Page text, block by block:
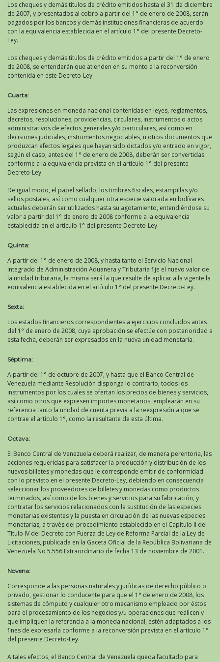
Los cheques y demás títulos de crédito emitidos hasta el 31 de diciembre
de 2007, y presentados al cobro a partir del 1° de enero de 2008, serán
pagados por los bancos y demás instituciones financieras de acuerdo
con la equivalencia establecida en el artículo 1° del presente Decreto-
Ley.
Los cheques y demás títulos de crédito emitidos a partir del 1° de enero
de 2008, se entenderán que atienden en su monto a la reconversión
contenida en este Decreto-Ley.
Cuarta:
Las expresiones en moneda nacional contenidas en leyes, reglamentos,
decretos, resoluciones, providencias, circulares, instrumentos o actos
administrativos de efectos generales y/o particulares, así como en
decisiones judiciales, instrumentos negociables, u otros documentos que
produzcan efectos legales que hayan sido dictados y/o entrado en vigor,
según el caso, antes del 1° de enero de 2008, deberán ser convertidas
conforme a la equivalencia prevista en el artículo 1° del presente
Decreto-Ley.
De igual modo, el papel sellado, los timbres fiscales, estampillas y/o
sellos postales, así como cualquier otra especie valorada en bolívares
actuales deberán ser utilizados hasta su agotamiento, entendiéndose su
valor a partir del 1° de enero de 2008 conforme a la equivalencia
establecida en el artículo 1° del presente Decreto-Ley.
Quinta:
A partir del 1° de enero de 2008, y hasta tanto el Servicio Nacional
Integrado de Administración Aduanera y Tributaria fije el nuevo valor de
la unidad tributaria, la misma será la que resulte de aplicar a la vigente la
equivalencia establecida en el artículo 1° del presente Decreto-Ley.
Sexta:
Los estados financieros correspondientes a ejercicios concluidos antes
del 1° de enero de 2008, cuya aprobación se efectúe con posterioridad a
esta fecha, deberán ser expresados en la nueva unidad monetaria.
Séptima:
A partir del 1° de octubre de 2007, y hasta que el Banco Central de
Venezuela mediante Resolución disponga lo contrario, todos los
instrumentos por los cuales se ofertan los precios de bienes y servicios,
así como otros que expresen importes monetarios, emplearán en su
referencia tanto la unidad de cuenta previa a la reexpresión a que se
contrae el artículo 1°, como la resultante de esta última.
Octava:
El Banco Central de Venezuela deberá realizar, de manera perentoria, las
acciones requeridas para satisfacer la producción y distribución de los
nuevos billetes y monedas que le corresponde emitir de conformidad
con lo previsto en el presente Decreto-Ley, debiendo en consecuencia
seleccionar los proveedores de billetes y monedas como productos
terminados, así como de los bienes y servicios para su fabricación, y
contratar los servicios relacionados con la sustitución de las especies
monetarias existentes y la puesta en circulación de las nuevas especies
monetarias, a través del procedimiento establecido en el Capítulo II del
Título IV del Decreto con Fuerza de Ley de Reforma Parcial de la Ley de
Licitaciones, publicada en la Gaceta Oficial de la República Bolivariana de
Venezuela No 5.556 Extraordinario de fecha 13 de noviembre de 2001.
Novena:
Corresponde a las personas naturales y jurídicas de derecho público o
privado, gestionar lo conducente para que el 1° de enero de 2008, los
sistemas de cómputo y cualquier otro mecanismo empleado por éstos
para el procesamiento de los negocios y/u operaciones que realicen y
que impliquen la referencia a la moneda nacional, estén adaptados a los
fines de expresarla conforme a la reconversión prevista en el artículo 1°
del presente Decreto-Ley.
A tales efectos, el Banco Central de Venezuela queda facultado para